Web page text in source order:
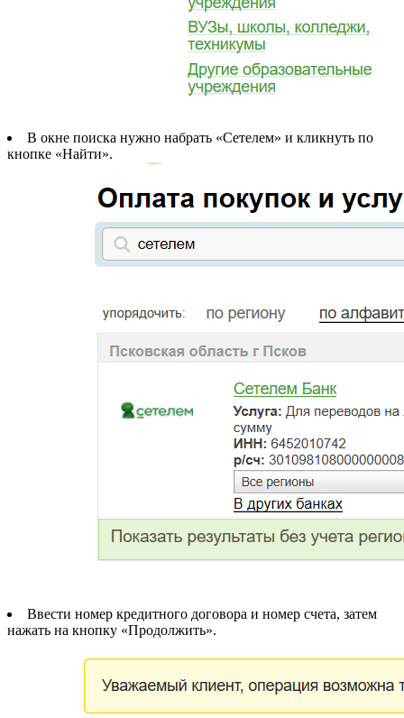
В окне поиска нужно набрать «Сетелем» и кликнуть по
кнопке «Найти».
Ввести номер кредитного договора и номер счета, затем
нажать на кнопку «Продолжить».